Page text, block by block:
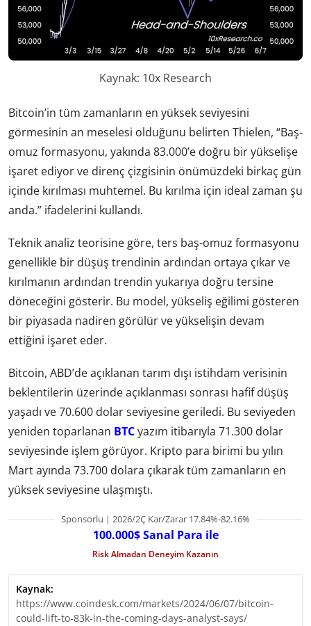
Kaynak: 10x Research
Bitcoin’in tüm zamanların en yüksek seviyesini
görmesinin an meselesi olduğunu belirten Thielen, “Baş-
omuz formasyonu, yakında 83.000’e doğru bir yükselişe
işaret ediyor ve direnç çizgisinin önümüzdeki birkaç gün
içinde kırılması muhtemel. Bu kırılma için ideal zaman şu
anda.” ifadelerini kullandı.
Teknik analiz teorisine göre, ters baş-omuz formasyonu
genellikle bir düşüş trendinin ardından ortaya çıkar ve
kırılmanın ardından trendin yukarıya doğru tersine
döneceğini gösterir. Bu model, yükseliş eğilimi gösteren
bir piyasada nadiren görülür ve yükselişin devam
ettiğini işaret eder.
Bitcoin, ABD’de açıklanan tarım dışı istihdam verisinin
beklentilerin üzerinde açıklanması sonrası hafif düşüş
yaşadı ve 70.600 dolar seviyesine geriledi. Bu seviyeden
yeniden toparlanan BTCyazım itibarıyla 71.300 dolar
seviyesinde işlem görüyor. Kripto para birimi bu yılın
Mart ayında 73.700 dolara çıkarak tüm zamanların en
yüksek seviyesine ulaşmıştı.
Sponsorlu | 2026/2Ç Kar/Zarar 17.84%-82.16%
100.000$ Sanal Para ile
Risk Almadan Deneyim Kazanın
Kaynak:
https://www.coindesk.com/markets/2024/06/07/bitcoin-
could-lift-to-83k-in-the-coming-days-analyst-says/